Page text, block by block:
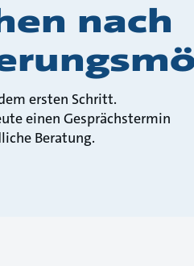
nach
ersten Schritt.
einen Gesprächstermin
Beratung.